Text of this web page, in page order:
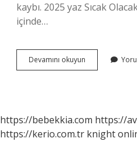
kaybı. 2025 yaz Sıcak
içinde…
Devamını okuyun
Ne
https://bebekkia.com https://
https://kerio.com.tr knight